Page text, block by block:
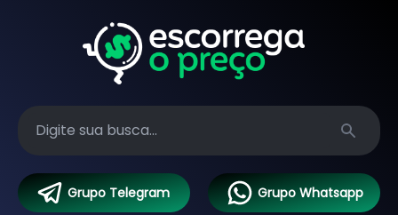
Search
Grupo Telegram Grupo Whatsapp